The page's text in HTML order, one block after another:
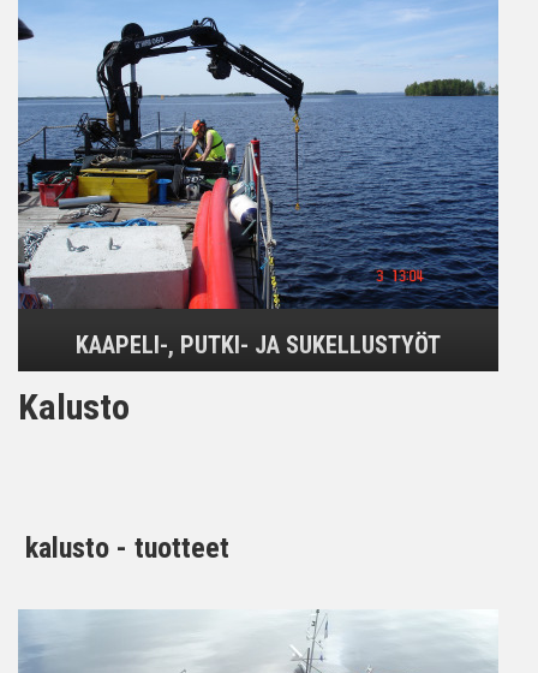
KAAPELI-, PUTKI- JA SUKELLUSTYÖT
Kalusto
kalusto - tuotteet